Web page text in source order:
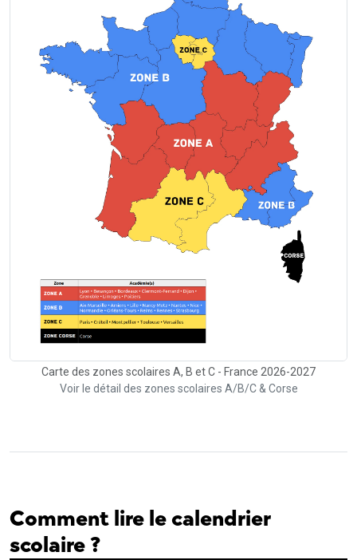
Carte des zones scolaires A, B et C - France 2026-2027
Voir le détail des zones scolaires A/B/C & Corse
Comment lire le calendrier
scolaire ?